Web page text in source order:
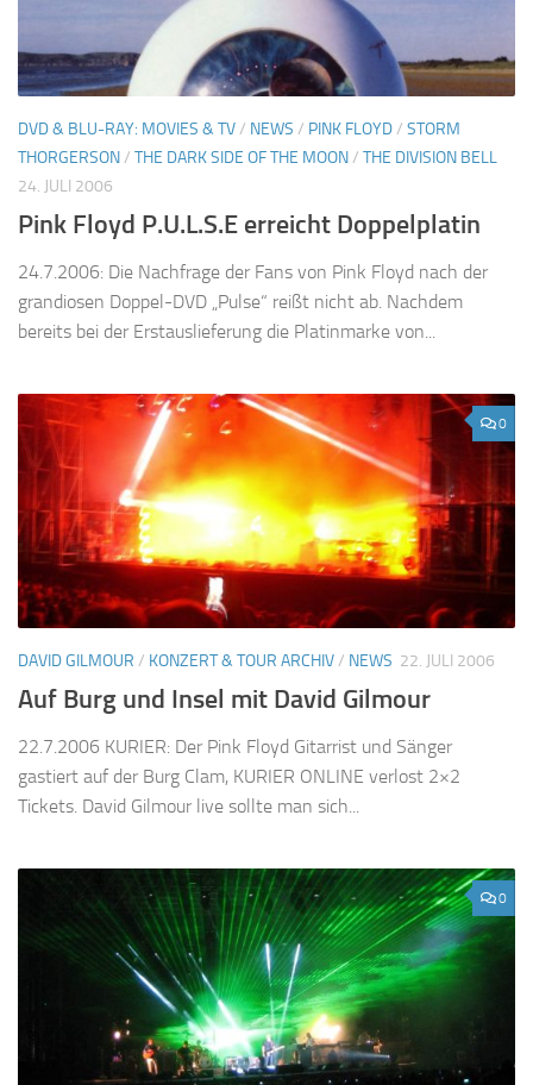
DVD & BLU-RAY: MOVIES & TV/ NEWS / PINK FLOYD/ STORM
THORGERSON/ THE DARK SIDE OF THE MOON/ THE DIVISION BELL
24. JULI 2006
Pink Floyd P.U.L.S.E erreicht Doppelplatin
24.7.2006: Die Nachfrage der Fans von Pink Floyd nach der
grandiosen Doppel-DVD „Pulse“ reißt nicht ab. Nachdem
bereits bei der Erstauslieferung die Platinmarke von...
0
DAVID GILMOUR / KONZERT & TOUR ARCHIV/ NEWS 22. JULI 2006
Auf Burg und Insel mit David Gilmour
22.7.2006 KURIER: Der Pink Floyd Gitarrist und Sänger
gastiert auf der Burg Clam, KURIER ONLINE verlost 2×2
Tickets. David Gilmour live sollte man sich...
0